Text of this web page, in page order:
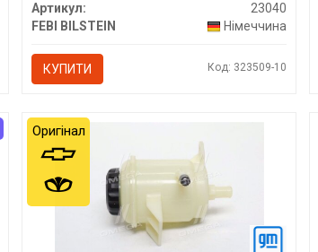
Артикул:
23040
FEBI BILSTEIN
Німеччина
КУПИТИ Код: 323509-10
Оригінал